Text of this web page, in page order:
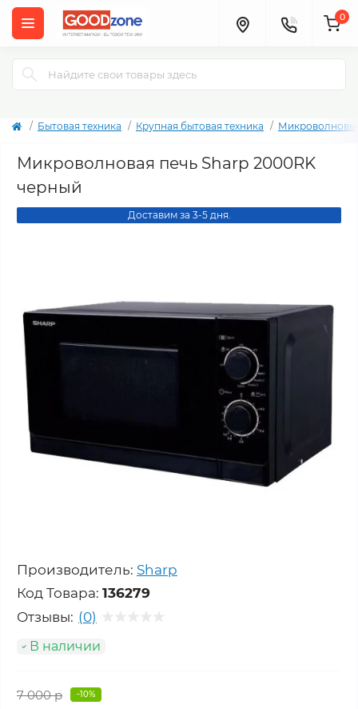
0
Бытовая техника Крупная бытовая техника
Микроволновая печь Sharp 2000RK
черный
Доставим за 3-5 дня.
Производитель: Sharp
Код Товара: 136279
Отзывы: (0)
В наличии
7 000 р -10%